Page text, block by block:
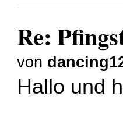
Re:
von
Hallo und